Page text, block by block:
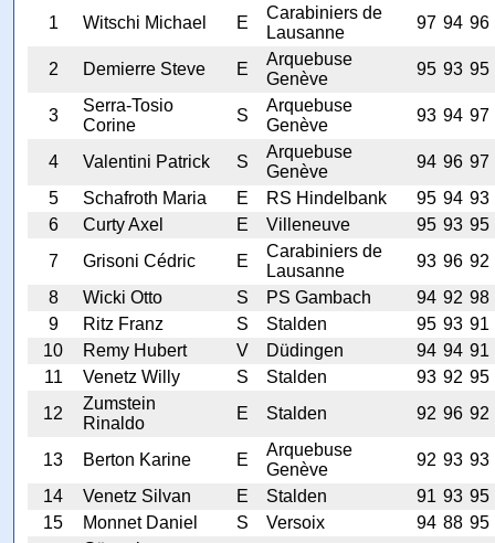
1
Witschi Michael E
Carabiniers de
Lausanne
97 94 96
2 Demierre Steve E
Arquebuse
Genève
95 93 95
3
Serra-Tosio
Corine
S
Arquebuse
Genève
93 94 97
4 Valentini Patrick S
Arquebuse
Genève
94 96 97
5
Schafroth Maria E RS Hindelbank 95 94 93
6
Curty Axel E Villeneuve 95 93 95
7
Grisoni Cédric E
Carabiniers de
Lausanne
93 96 92
8
Wicki Otto S PS Gambach 94 92 98
9
Ritz Franz S Stalden 95 93 91
10
Remy Hubert V Düdingen 94 94 91
11
Venetz Willy S Stalden 93 92 95
12
Zumstein
Rinaldo
E Stalden 92 96 92
13 Berton Karine E
Arquebuse
Genève
92 93 93
14
Venetz Silvan E Stalden 91 93 95
15
Monnet Daniel S Versoix 94 88 95